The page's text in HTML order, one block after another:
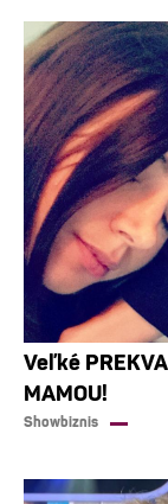
Veľké
MAMOU!
Showbiznis